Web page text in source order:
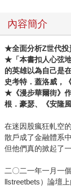
內容簡介
★全面分析Z世代投
★「本書扣人心弦
的英雄以為自己是
史考特．蓋洛威，
★《漫步華爾街》
根．豪瑟、《安隆
在迷因股瘋狂軋空
散戶成了金融體系
但他們真的掀起了
二〇二一年一月一
llstreetbets）論壇